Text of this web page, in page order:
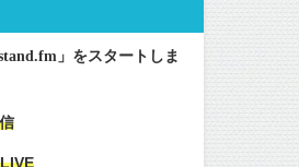
月】😃✨
芝生の夏雑草を防ぐ方法
」をスタートしま
LIVE